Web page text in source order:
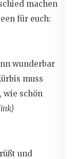
machen
für euch:
wunderbar
muss
, wie schön
und